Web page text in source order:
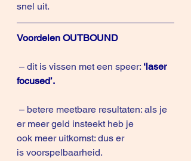
snel uit.
Voordelen OUTBOUND
– dit is vissen met een speer: ‘laser
focused’.
er meer geld insteekt heb je
ook meer uitkomst: dus er
is voorspelbaarheid.